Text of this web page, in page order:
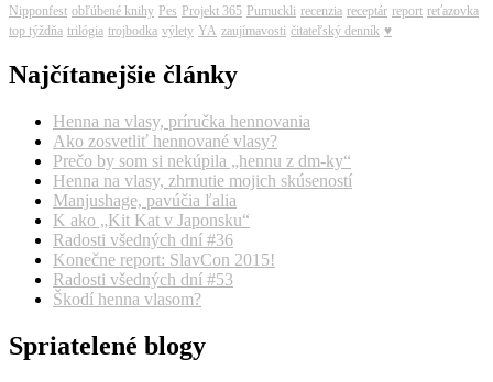
Nipponfest obľúbené knihy Pes Projekt 365 Pumuckli recenzia receptár report reťazovka
top týždňa trilógia trojbodka výlety YA zaujímavosti čitateľský denník ♥
Najčítanejšie články
Henna na vlasy, príručka hennovania
Ako zosvetliť hennované vlasy?
Prečo by som si nekúpila „hennu z dm-ky“
Henna na vlasy, zhrnutie mojich skúseností
Manjushage, pavúčia ľalia
K ako „Kit Kat v Japonsku“
Radosti všedných dní #36
Konečne report: SlavCon 2015!
Radosti všedných dní #53
Škodí henna vlasom?
Spriatelené blogy